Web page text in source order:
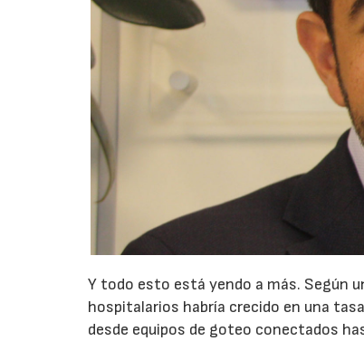
Y todo esto está yendo a más. Según
hospitalarios habría crecido en una
desde equipos de goteo conectados